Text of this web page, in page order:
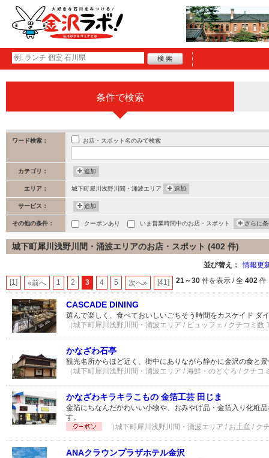
条件で検索
ワード検索： お店・スポット名のみで検索
カテゴリ： 追加
エリア： 城下町犀川浅野川間・涌波エリア 追加
サービス： 追加
その他の条件： クーポンあり いま営業時間中のお店・スポット さらに
城下町犀川浅野川間・涌波エリアのお店・スポット (402 件)
並び替え： 情報更
[1] «前へ 1 2 3 4 5 次へ» [41] 21～30 件を表示 / 全 402 件
CASCADE DINING
選んで楽しく、食べておいしいごちそう時間をカスケイド ダ
（城下町犀川浅野川間・涌波エリア / ビュッフェ / クチコミ数
かなざわ石亭
観光名所からほど近く、街中にありながら静かに金沢の食と
（城下町犀川浅野川間・涌波エリア / 海鮮・のどぐろ / クチコ
かなざわキラキラこもの 金箔工芸 田じま
金箔にちなんだかわいい小物や、おみやげ品・金箔入り化粧
す。
（城下町犀川浅野川間・涌波エリア / お土産 / ク
ANAクラウンプラザホテル金沢